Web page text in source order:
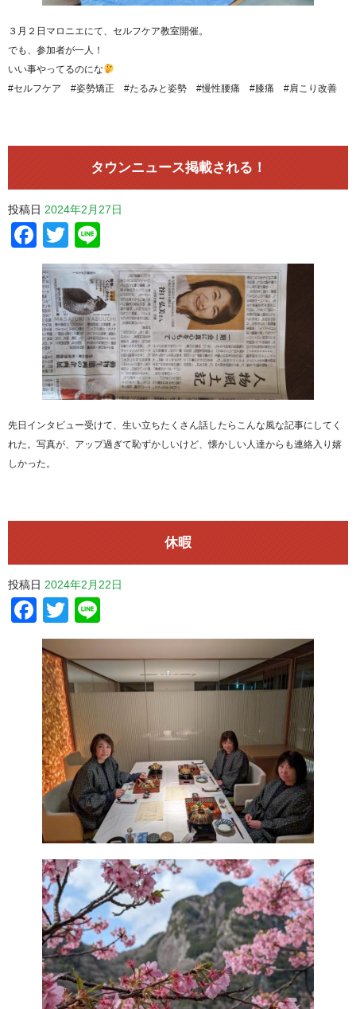
３月２日マロニエにて、セルフケア教室開催。
でも、参加者が一人！
いい事やってるのにな
#セルフケア #姿勢矯正 #たるみと姿勢 #慢性腰痛 #膝痛 #肩こり改善
タウンニュース掲載される！
投稿日 2024年2月27日
Facebook
Twitter
先日インタビュー受けて、生い立ちたくさん話したらこんな風な記事にしてく
れた。写真が、アップ過ぎて恥ずかしいけど、懐かしい人達からも連絡入り嬉
しかった。
休暇
投稿日 2024年2月22日
Facebook
Twitter